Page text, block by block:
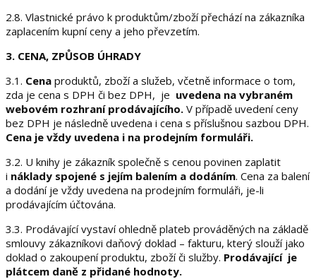
2.8. Vlastnické právo k produktům/zboží přechází na zákazníka
zaplacením kupní ceny a jeho převzetím.
3. CENA, ZPŮSOB ÚHRADY
3.1. Cena produktů, zboží a služeb, včetně informace o tom,
zda je cena s DPH či bez DPH, je uvedena na vybraném
webovém rozhraní prodávajícího. V případě uvedení ceny
bez DPH je následně uvedena i cena s příslušnou sazbou DPH.
Cena je vždy uvedena i na prodejním formuláři.
3.2. U knihy je zákazník společně s cenou povinen zaplatit
i náklady spojené s jejím balením a dodáním. Cena za balení
a dodání je vždy uvedena na prodejním formuláři, je-li
prodávajícím účtována.
3.3. Prodávající vystaví ohledně plateb prováděných na základě
smlouvy zákazníkovi daňový doklad – fakturu, který slouží jako
doklad o zakoupení produktu, zboží či služby. Prodávající je
plátcem daně z přidané hodnoty.